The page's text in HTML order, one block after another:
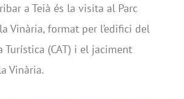
a Teià és la visita al Parc
Vinària, format per l’edifici del
Turística (CAT) i el jaciment
Vinària.